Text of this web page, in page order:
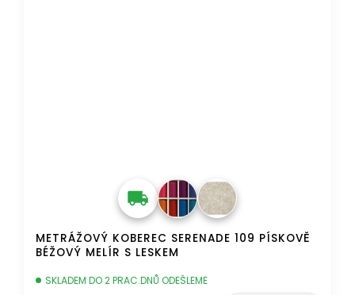
METRÁŽOVÝ KOBEREC SERENADE 109 PÍSKOVĚ
BÉŽOVÝ MELÍR S LESKEM
SKLADEM DO 2 PRAC.DNŮ ODEŠLEME